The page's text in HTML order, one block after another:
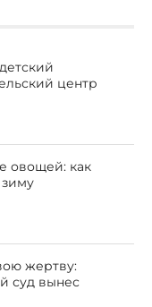
центр
овощей: как
жертву:
суд вынес